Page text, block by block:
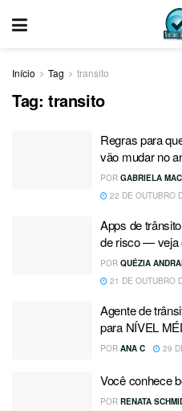
Início Tag transito
Tag: transito
Regras para
vão mudar no
POR GABRIELA
22 DE OUTUBRO
Apps de
de risco — veja
POR QUÉZIA
21 DE OUTUBRO
Agente de
para NÍVEL
POR ANA C 29
Você conhece
POR RENATA